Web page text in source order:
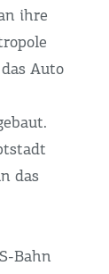
ihre
Auto
das
Bahn